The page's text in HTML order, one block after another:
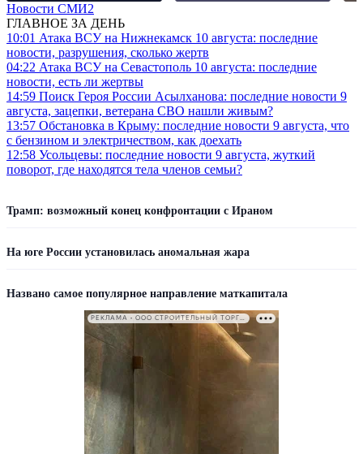
Новости СМИ2
ГЛАВНОЕ ЗА ДЕНЬ
10:01 Атака ВСУ на Нижнекамск 10 августа: последние
новости, разрушения, сколько жертв
04:22 Атака ВСУ на Севастополь 10 августа: последние
новости, есть ли жертвы
14:59 Поиск Героя России Асылханова: последние новости 9
августа, зацепки, ветерана СВО нашли живым?
13:57 Обстановка в Крыму: последние новости 9 августа, что
с бензином и электричеством, как доехать
12:58 Усольцевы: последние новости 9 августа, жуткий
поворот, где находятся тела членов семьи?
Трамп: возможный конец конфронтации с Ираном